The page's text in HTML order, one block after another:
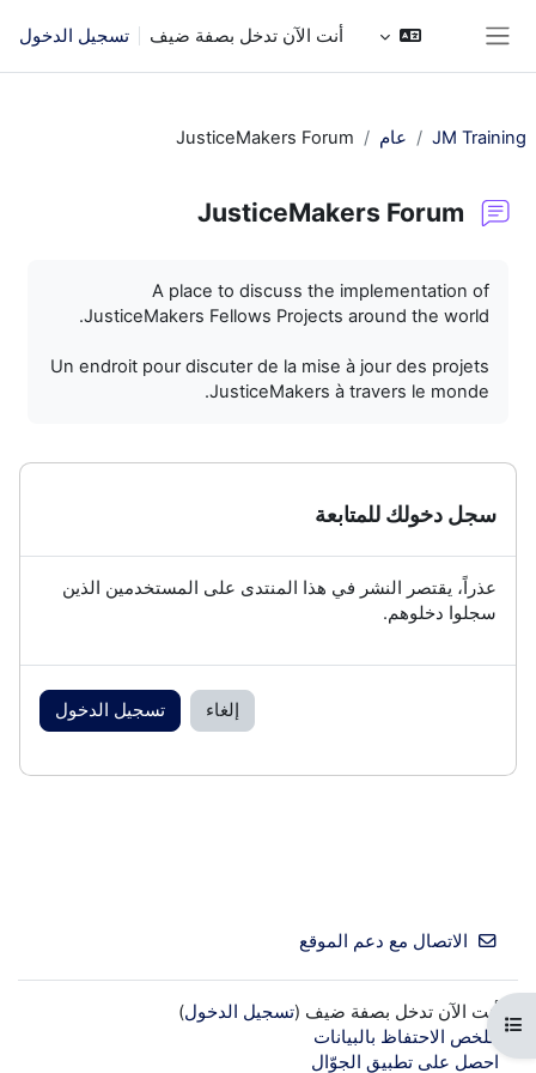
أنت الآن تدخل بصفة ضيف تسجيل الدخول
فتح فهرس المقرر
JM Training عام JusticeMakers Forum
JusticeMakers Forum
A place to discuss the implementation of
JusticeMakers Fellows Projects around the world.
Un endroit pour discuter de la mise à jour des projets
JusticeMakers à travers le monde.
سجل دخولك للمتابعة
عذراً، يقتصر النشر في هذا المنتدى على المستخدمين الذين
سجلوا دخلوهم.
إلغاء تسجيل الدخول
الاتصال مع دعم الموقع
أنت الآن تدخل بصفة ضيف (تسجيل الدخول)
ملخص الاحتفاظ بالبيانات
احصل على تطبيق الجوّال